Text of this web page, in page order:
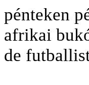
pénteken
afrikai
de